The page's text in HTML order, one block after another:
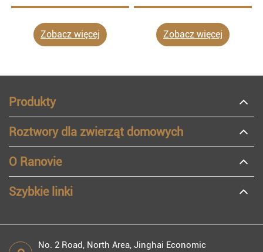
Zobacz więcej Zobacz więcej
Produkty
Roztwory dla zwierząt domowych
O Ranovie
Szybkie linki
No. 2 Road, North Area, Jinghai Economic